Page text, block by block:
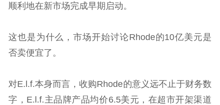
顺利地在新市场完成早期启动。
这也是为什么，市场开始讨论Rhode的10亿美元是
否卖便宜了。
对E.l.f.本身而言，收购Rhode的意义远不止于财务数
字，E.l.f.主品牌产品均价6.5美元，在超市开架渠道